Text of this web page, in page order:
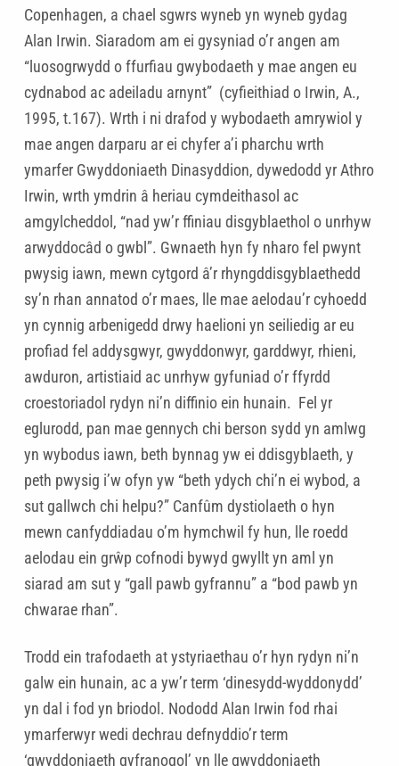
Copenhagen, a chael sgwrs wyneb yn wyneb gydag
Alan Irwin. Siaradom am ei gysyniad o’r angen am
“luosogrwydd o ffurfiau gwybodaeth y mae angen eu
cydnabod ac adeiladu arnynt” (cyfieithiad o Irwin, A.,
1995, t.167). Wrth i ni drafod y wybodaeth amrywiol y
mae angen darparu ar ei chyfer a’i pharchu wrth
ymarfer Gwyddoniaeth Dinasyddion, dywedodd yr Athro
Irwin, wrth ymdrin â heriau cymdeithasol ac
amgylcheddol, “nad yw’r ffiniau disgyblaethol o unrhyw
arwyddocâd o gwbl”. Gwnaeth hyn fy nharo fel pwynt
pwysig iawn, mewn cytgord â’r rhyngddisgyblaethedd
sy’n rhan annatod o’r maes, lle mae aelodau’r cyhoedd
yn cynnig arbenigedd drwy haelioni yn seiliedig ar eu
profiad fel addysgwyr, gwyddonwyr, garddwyr, rhieni,
awduron, artistiaid ac unrhyw gyfuniad o’r ffyrdd
croestoriadol rydyn ni’n diffinio ein hunain. Fel yr
eglurodd, pan mae gennych chi berson sydd yn amlwg
yn wybodus iawn, beth bynnag yw ei ddisgyblaeth, y
peth pwysig i’w ofyn yw “beth ydych chi’n ei wybod, a
sut gallwch chi helpu?” Canfûm dystiolaeth o hyn
mewn canfyddiadau o’m hymchwil fy hun, lle roedd
aelodau ein grŵp cofnodi bywyd gwyllt yn aml yn
siarad am sut y “gall pawb gyfrannu” a “bod pawb yn
chwarae rhan”.
Trodd ein trafodaeth at ystyriaethau o’r hyn rydyn ni’n
galw ein hunain, ac a yw’r term ‘dinesydd-wyddonydd’
yn dal i fod yn briodol. Nododd Alan Irwin fod rhai
ymarferwyr wedi dechrau defnyddio’r term
‘gwyddoniaeth gyfranogol’ yn lle gwyddoniaeth